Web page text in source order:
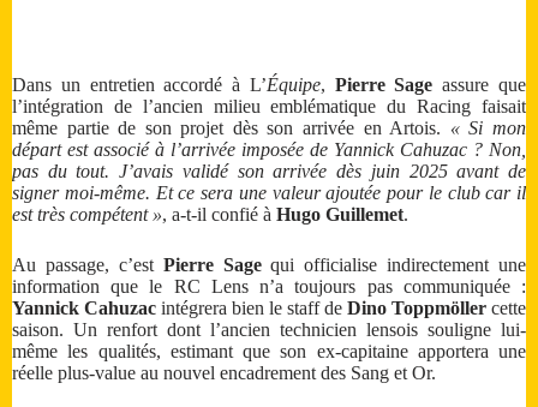
Dans un entretien accordé à L’Équipe, Pierre Sage assure que
l’intégration de l’ancien milieu emblématique du Racing faisait
même partie de son projet dès son arrivée en Artois. « Si mon
départ est associé à l’arrivée imposée de Yannick Cahuzac ? Non,
pas du tout. J’avais validé son arrivée dès juin 2025 avant de
signer moi-même. Et ce sera une valeur ajoutée pour le club car il
est très compétent », a-t-il confié à Hugo Guillemet.
Au passage, c’est Pierre Sagequi officialise indirectement une
information que le RC Lens n’a toujours pas communiquée :
Yannick Cahuzac intégrera bien le staff de Dino Toppmöller cette
saison. Un renfort dont l’ancien technicien lensois souligne lui-
même les qualités, estimant que son ex-capitaine apportera une
réelle plus-value au nouvel encadrement des Sang et Or.